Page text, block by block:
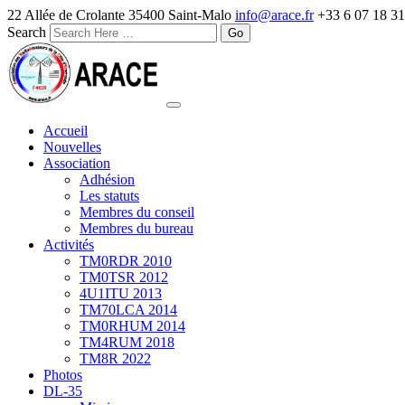
22 Allée de Crolante 35400 Saint-Malo info@arace.fr +33 6 07 18
Search
Accueil
Nouvelles
Association
Adhésion
Les statuts
Membres du conseil
Membres du bureau
Activités
TM0RDR 2010
TM0TSR 2012
4U1ITU 2013
TM70LCA 2014
TM0RHUM 2014
TM4RUM 2018
TM8R 2022
Photos
DL-35